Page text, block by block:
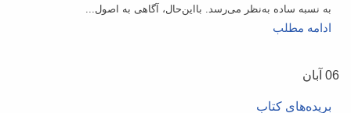
به نسبه ساده به‌نظر می‌رسد. با‌این‌حال، آگاهی به اصول...
ادامه مطلب
06 آبان
بریده‌های کتاب